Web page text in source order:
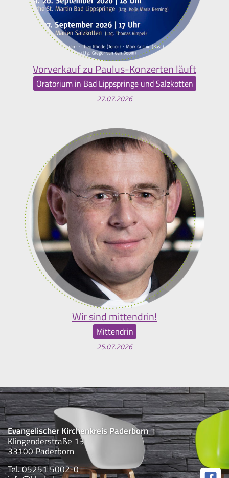
Vorverkauf zu Paulus-Konzerten läuft
Oratorium in Bad Lippspringe und Salzkotten
27.07.2026
Wir sind mittendrin!
Mittendrin
25.07.2026
Evangelischer Kirchenkreis Paderborn
Klingenderstraße 13
33100 Paderborn
Tel. 05251 5002-0